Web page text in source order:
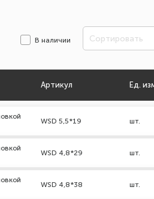
В наличии Сортировать
Артикул Ед.
WSD 5,5*19 шт.
WSD 4,8*29 шт.
WSD 4,8*38 шт.